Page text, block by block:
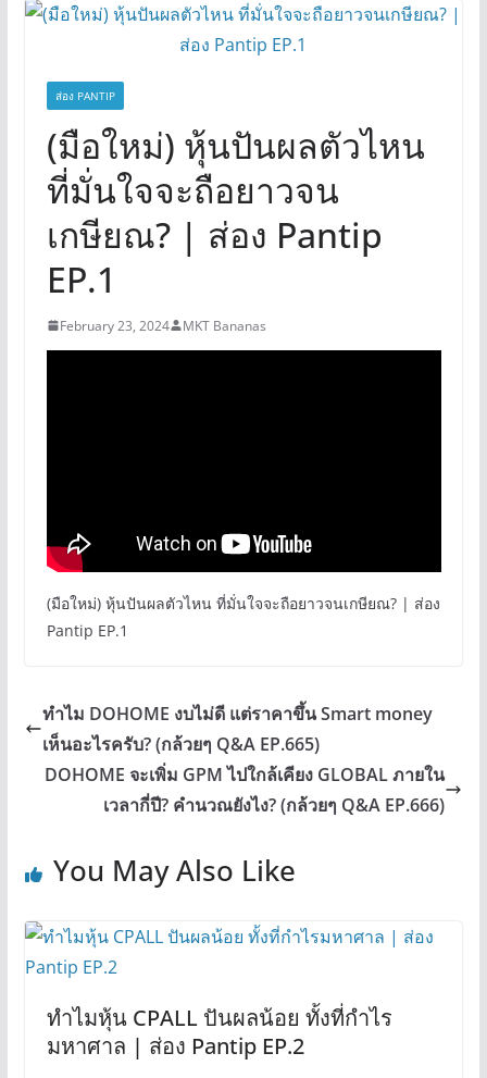
ส่อง PANTIP
(มือใหม่) หุ้นปันผลตัวไหน
ที่มั่นใจจะถือยาวจน
เกษียณ? | ส่อง Pantip
EP.1
February 23, 2024 MKT Bananas
(มือใหม่) หุ้นปันผลตัวไหน ที่มั่นใจจะถือยาวจนเกษียณ? | ส่อง
Pantip EP.1
ทำไม DOHOME งบไม่ดี แต่ราคาขึ้น Smart money
เห็นอะไรครับ? (กล้วยๆ Q&A EP.665)
DOHOME จะเพิ่ม GPM ไปใกล้เคียง GLOBAL ภายใน
เวลากี่ปี? คำนวณยังไง? (กล้วยๆ Q&A EP.666)
You May Also Like
ทำไมหุ้น CPALL ปันผลน้อย ทั้งที่กำไร
มหาศาล | ส่อง Pantip EP.2